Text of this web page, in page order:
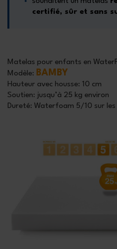
certifié, sûr et sans
Matelas pour enfants en
Modèle: BAMBY
Hauteur avec housse: 10 cm
Soutien: jusqu’à 25 kg environ
Dureté: Waterfoam 5/10 sur